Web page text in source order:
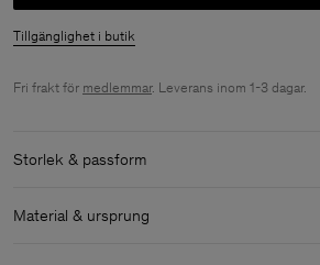
Tillgänglighet i butik
Fri frakt för medlemmar. Leverans inom 1-3 dagar.
Storlek & passform
Storlek & passforms detaljer:
Material & ursprung